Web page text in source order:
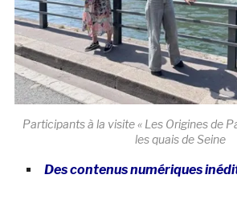
Participants à la visite « Les Origines de
les quais de Seine
Des contenus numériques